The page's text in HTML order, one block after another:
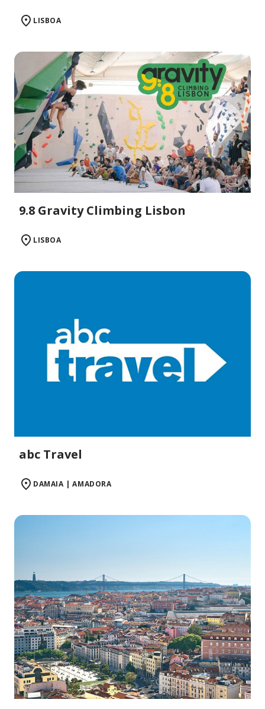
LISBOA
9.8 Gravity Climbing Lisbon
LISBOA
abc Travel
DAMAIA | AMADORA